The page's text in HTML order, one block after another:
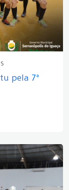
pela 7ª